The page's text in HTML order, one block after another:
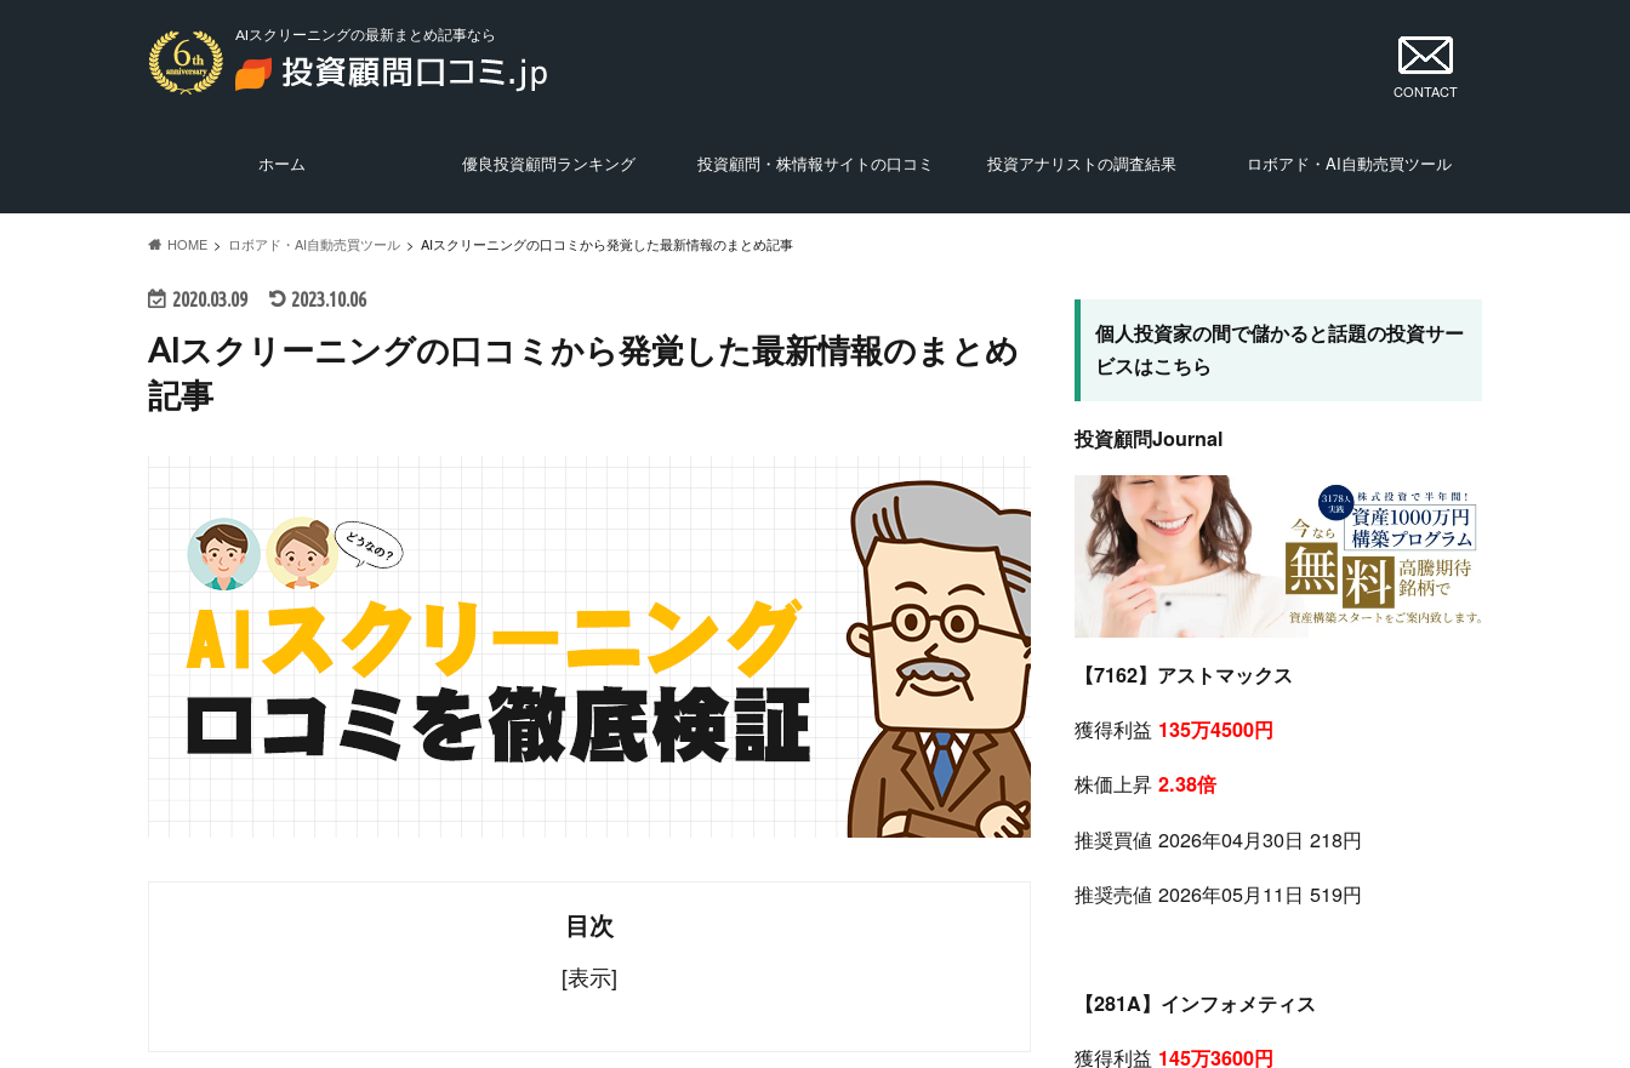
AIスクリーニングの最新まとめ記事なら
CONTACT
ホーム
優良投資顧問ランキング
投資顧問・株情報サイトの口コミ
投資アナリストの調査結果
ロボアド・AI自動売買ツール
HOME ロボアド・AI自動売買ツール AIスクリーニングの口コミから発覚した最新情報のまとめ記事
2020.03.09 2023.10.06
AIスクリーニングの口コミから発覚した最新情報のまとめ
記事
目次
[表示]
個人投資家の間で儲かると話題の投資サー
ビスはこちら
投資顧問Journal
【7162】アストマックス
獲得利益 135万4500円
株価上昇 2.38倍
推奨買値 2026年04月30日 218円
推奨売値 2026年05月11日 519円
【281A】インフォメティス
獲得利益 145万3600円